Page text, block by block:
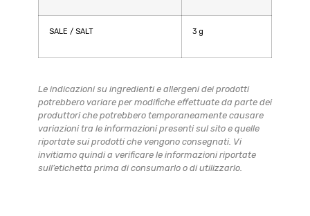
SALE / SALT 3 g
Le indicazioni su ingredienti e allergeni dei prodotti
potrebbero variare per modifiche effettuate da parte dei
produttori che potrebbero temporaneamente causare
variazioni tra le informazioni presenti sul sito e quelle
riportate sui prodotti che vengono consegnati. Vi
invitiamo quindi a verificare le informazioni riportate
sull’etichetta prima di consumarlo o di utilizzarlo.